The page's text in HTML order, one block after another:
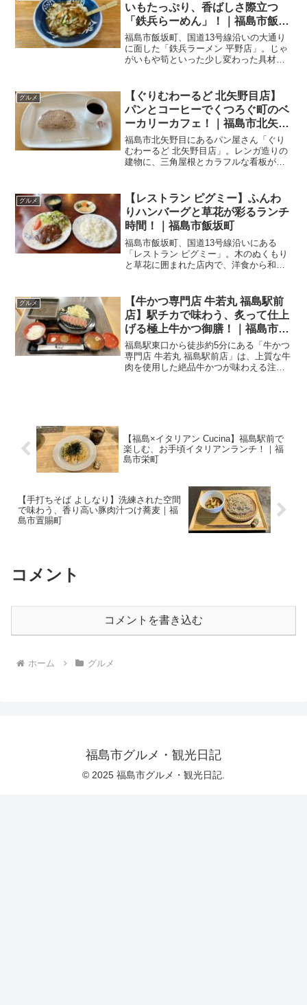
いもたっぷり、香ばしさ際立つ
「鉄兵らーめん」！｜福島市飯坂
町
福島市飯坂町、国道13号線沿いの大通り
に面した「鉄兵ラーメン 平野店」。じゃ
がいもや筍といった少し変わった具材を
す。地元で長く愛されてきた理由も、食
べてみると自然と伝わっ...
グルメ
【ぐりむわーるど 北矢野目店】
パンとコーヒーでくつろぐ町のベ
ーカリーカフェ！｜福島市北矢野
目
福島市北矢野目にあるパン屋さん「ぐり
むわーるど 北矢野目店」。レンガ造りの
建物に、三角屋根とカラフルな看板が目
ていましたが、今回は初めて店内でパン
とコーヒーをいただいて...
グルメ
【レストラン ピグミー】ふんわ
りハンバーグと草花が彩るランチ
時間！｜福島市飯坂町
福島市飯坂町、国道13号線沿いにある
「レストラン ピグミー」。木のぬくもり
と草花に囲まれた店内で、洋食から和定
チ」をいただいてきました。Welcome
internati...
グルメ
【牛かつ専門店 牛若丸 福島駅前
店】駅チカで味わう、炙って仕上
げる極上牛かつ御膳！｜福島市本
町
福島駅東口から徒歩約5分にある「牛かつ
専門店 牛若丸 福島駅前店」は、上質な牛
肉を使用した絶品牛かつが味わえる注目
【福島×イタリアン Cucina】福島駅前で
楽しむ、お手頃イタリアンランチ！｜福
島市栄町
【手打ちそば よしなり】洗練された空間
で味わう、香り高い豚肉汁つけ蕎麦｜福
島市置賜町
コメント
コメントを書き込む
ホーム グルメ
福島市グルメ・観光日記
© 2025 福島市グルメ・観光日記.